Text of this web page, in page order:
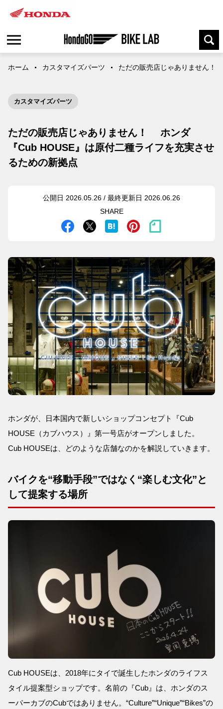
ホーム カスタマイズパーツ ただの販売店じゃありません！
カスタマイズパーツ
ただの販売店じゃありません！ ホンダ
『Cub HOUSE』は原付二種ライフを充実させ
るための新拠点
公開日 2026.05.26 / 最終更新日 2026.06.26
SHARE
ホンダが、日本国内で新しいショップコンセプト『Cub
HOUSE（カブハウス）』第一号店がオープンしました。
Cub HOUSEは、どのような店舗なのかを解説していきます。
バイクを“移動手段”ではなく“楽しむ文化”と
して提案する場所
Cub HOUSEは、2018年にタイで誕生したホンダのライフス
タイル提案型ショップです。名前の『Cub』は、ホンダのス
ーパーカブのCubではありません。“Culture”“Unique”“Bikes”の